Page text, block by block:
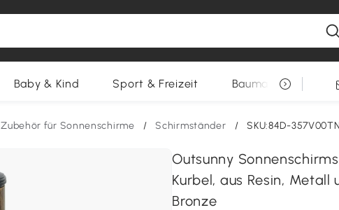
Baby & Kind Sport & Freizeit Baumarkt
Zubehör für Sonnenschirme / Schirmständer / SKU:84D-357V00TN
Outsunny
Kurbel, aus Resin,
Bronze